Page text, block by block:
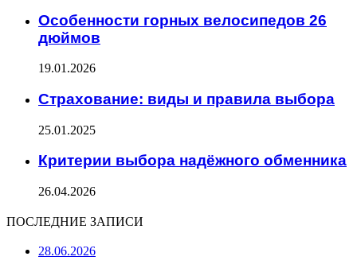
Особенности горных велосипедов 26
дюймов
19.01.2026
Страхование: виды и правила выбора
25.01.2025
Критерии выбора надёжного обменника
26.04.2026
ПОСЛЕДНИЕ ЗАПИСИ
28.06.2026